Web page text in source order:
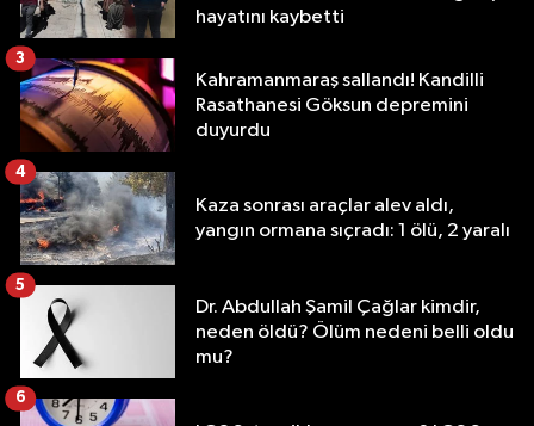
hayatını kaybetti
Kahramanmaraş sallandı! Kandilli
Rasathanesi Göksun depremini
duyurdu
3
Kaza sonrası araçlar alev aldı,
yangın ormana sıçradı: 1 ölü, 2 yaralı
4
Dr. Abdullah Şamil Çağlar kimdir,
neden öldü? Ölüm nedeni belli oldu
mu?
5
6